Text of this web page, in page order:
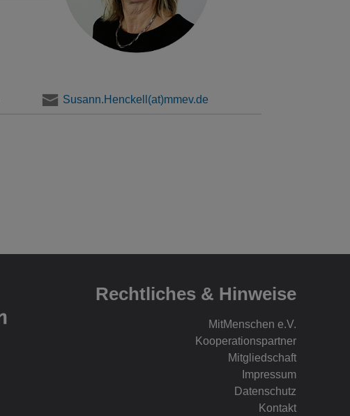
Susann.Henckell (at)mmev.de
Rechtliches & Hinweise
MitMenschen e.V.
Kooperationspartner
Mitgliedschaft
Impressum
Datenschutz
Kontakt